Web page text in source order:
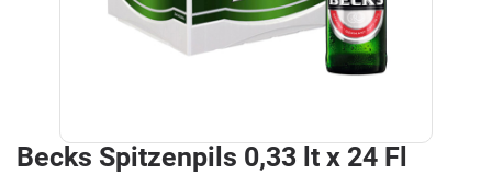
Becks Spitzenpils 0,33 lt x 24 Fl